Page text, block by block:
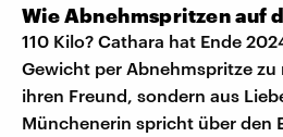
Wie Abnehmspritzen auf
110 Kilo? Cathara hat Ende
Gewicht per Abnehmspritze
ihren Freund, sondern aus
Münchenerin spricht über den